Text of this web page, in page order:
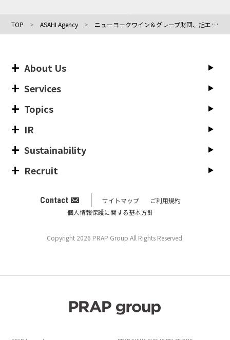
TOP ASAHI Agency ニューヨークワイン＆グレープ財団、旭エージェンシーと協業 日本市場におけるニューヨークワインの認知度向上を目指す
About Us
Services
Topics
IR
Sustainability
Recruit
Contact サイトマップ
ご利用規約
個人情報保護に関する基本方針
Copyright 2026 PRAP Group All Rights Reserved.